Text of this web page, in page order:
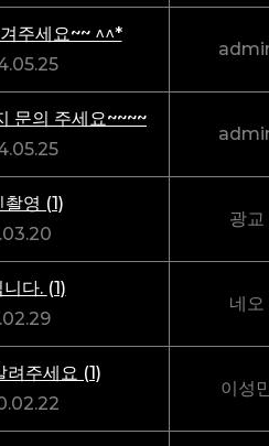
주세요~~ ^^*
문의 주세요~~~~
촬영 (1)
광교
다. (1)
네오
려주세요 (1)
이성